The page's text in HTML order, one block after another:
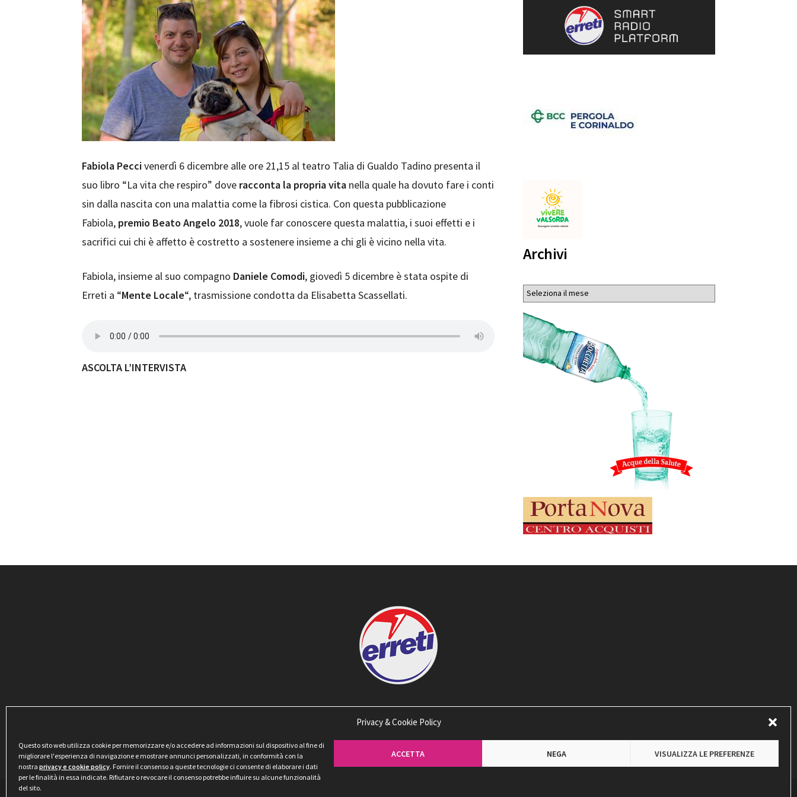
Privacy & Cookie Policy
Questo sito web utilizza cookie per memorizzare e/o accedere ad informazioni sul dispositivo al fine di
migliorare l'esperienza di navigazione e mostrare annunci personalizzati, in conformità con la
nostra privacy e cookie policy. Fornire il consenso a queste tecnologie ci consente di elaborare i dati
per le finalità in essa indicate. Rifiutare o revocare il consenso potrebbe influire su alcune funzionalità
del sito.
ACCETTA NEGA VISUALIZZA LE PREFERENZE
Fabiola Peccivenerdì 6 dicembre alle ore 21,15 al teatro Talia di Gualdo Tadino presenta il
suo libro “La vita che respiro” dove racconta la propria vita nella quale ha dovuto fare i conti
sin dalla nascita con una malattia come la fibrosi cistica. Con questa pubblicazione
Fabiola, premio Beato Angelo 2018, vuole far conoscere questa malattia, i suoi effetti e i
sacrifici cui chi è affetto è costretto a sostenere insieme a chi gli è vicino nella vita.
Fabiola, insieme al suo compagno Daniele Comodi, giovedì 5 dicembre è stata ospite di
Erreti a “Mente Locale“, trasmissione condotta da Elisabetta Scassellati.
ASCOLTA L’INTERVISTA
Archivi
Archivi